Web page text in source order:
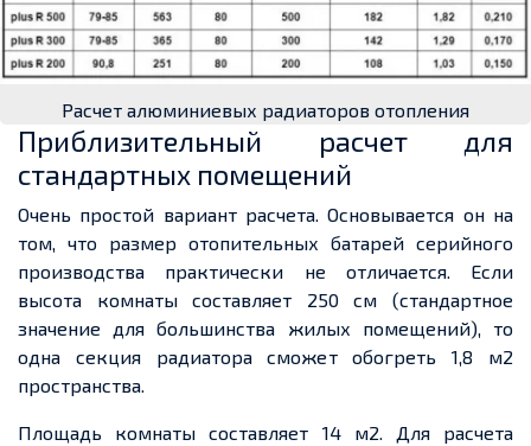
Расчет алюминиевых радиаторов отопления
Приблизительный расчет для
стандартных помещений
Очень простой вариант расчета. Основывается он на
том, что размер отопительных батарей серийного
производства практически не отличается. Если
высота комнаты составляет 250 см (стандартное
значение для большинства жилых помещений), то
одна секция радиатора сможет обогреть 1,8 м2
пространства.
Площадь комнаты составляет 14 м2. Для расчета